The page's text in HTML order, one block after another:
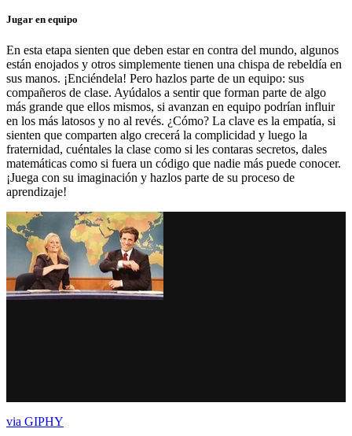
Jugar en equipo
En esta etapa sienten que deben estar en contra del mundo, algunos
están enojados y otros simplemente tienen una chispa de rebeldía en
sus manos. ¡Enciéndela! Pero hazlos parte de un equipo: sus
compañeros de clase. Ayúdalos a sentir que forman parte de algo
más grande que ellos mismos, si avanzan en equipo podrían influir
en los más latosos y no al revés. ¿Cómo? La clave es la empatía, si
sienten que comparten algo crecerá la complicidad y luego la
fraternidad, cuéntales la clase como si les contaras secretos, dales
matemáticas como si fuera un código que nadie más puede conocer.
¡Juega con su imaginación y hazlos parte de su proceso de
aprendizaje!
via GIPHY